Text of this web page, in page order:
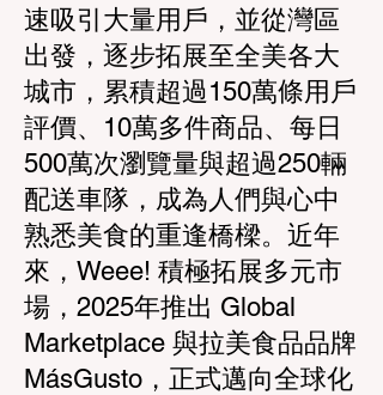
速吸引大量用戶，並從灣區
出發，逐步拓展至全美各大
城市，累積超過150萬條用戶
評價、10萬多件商品、每日
500萬次瀏覽量與超過250輛
配送車隊，成為人們與心中
熟悉美食的重逢橋樑。近年
來，Weee! 積極拓展多元市
場，2025年推出 Global
Marketplace 與拉美食品品牌
MásGusto，正式邁向全球化